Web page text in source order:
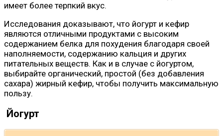
имеет более терпкий вкус.
Исследования доказывают, что йогурт и кефир
являются отличными продуктами с высоким
содержанием белка для похудения благодаря своей
наполняемости, содержанию кальция и других
питательных веществ. Как и в случае с йогуртом,
выбирайте органический, простой (без добавления
сахара) жирный кефир, чтобы получить максимальную
пользу.
Йогурт